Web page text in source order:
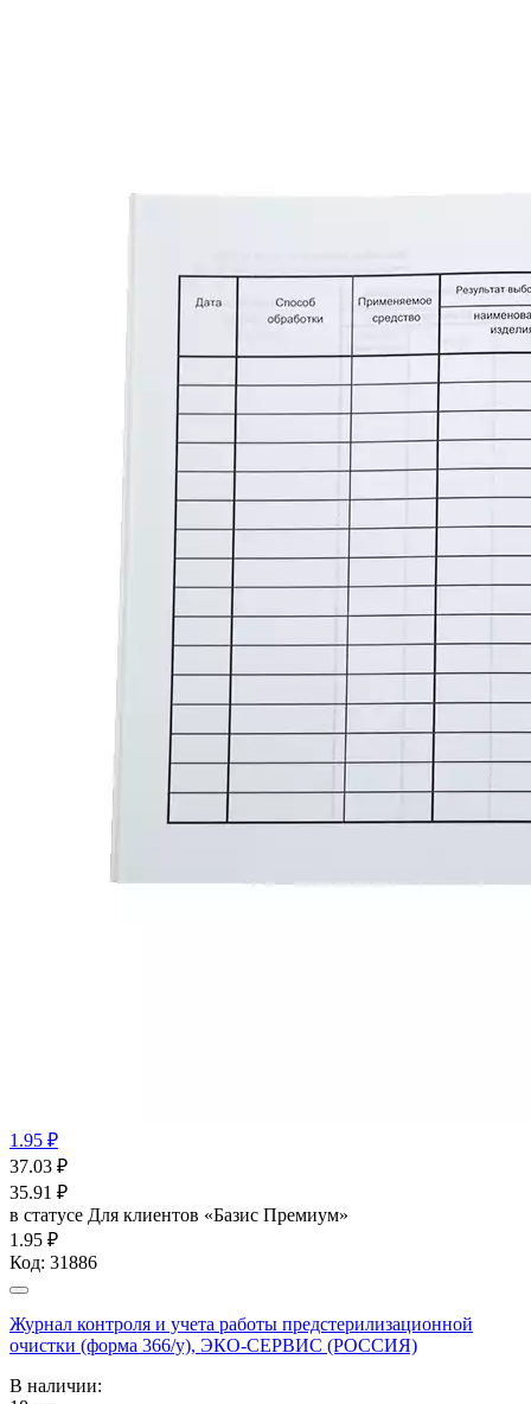
1.95 ₽
37.03 ₽
35.91 ₽
в статусе Для клиентов «Базис Премиум»
1.95 ₽
Код: 31886
Журнал контроля и учета работы предстерилизационной
очистки (форма 366/у), ЭКО-СЕРВИС (РОССИЯ)
В наличии: